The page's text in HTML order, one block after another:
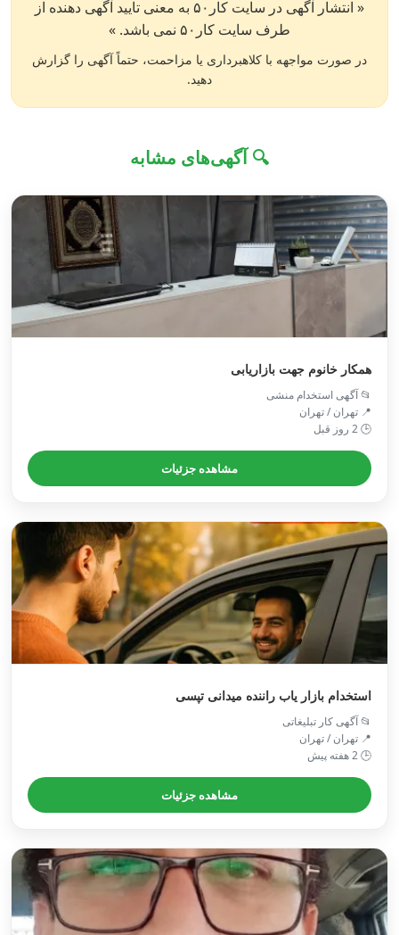
« انتشار آگهی در سایت کار۵۰ به معنی تایید آگهی دهنده از
طرف سایت کار۵۰ نمی باشد. »
در صورت مواجهه با کلاهبرداری یا مزاحمت، حتماً آگهی را گزارش
دهید.
🔍 آگهی‌های مشابه
همکار خانوم جهت بازاریابی
📂 آگهی استخدام منشی
📍 تهران / تهران
🕒 2 روز قبل
مشاهده جزئیات
استخدام بازار یاب راننده میدانی تپسی
📂 آگهی کار تبلیغاتی
📍 تهران / تهران
🕒 2 هفته پیش
مشاهده جزئیات